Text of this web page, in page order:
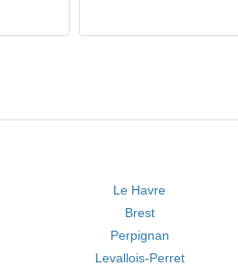
Le Havre
Brest
Perpignan
Levallois-Perret